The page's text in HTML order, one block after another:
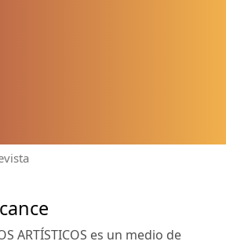
ARTÍSTICOS es un medio de